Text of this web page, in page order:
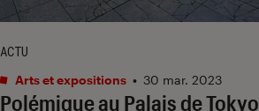
Polémique au Palais de Tokyo
ACTU
Arts et expositions • 30 mar. 2023